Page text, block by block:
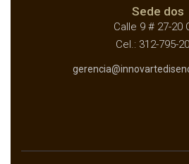
Sede dos
Calle 9 # 27-20
Cel.: 312-795-